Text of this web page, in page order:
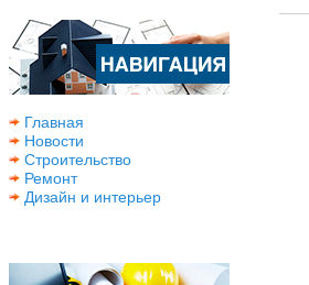
Главная
Новости
Строительство
Ремонт
Дизайн и интерьер